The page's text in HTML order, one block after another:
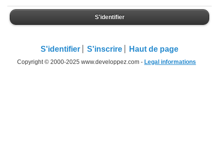
S'identifier
S'identifier S'inscrire Haut de page
Copyright © 2000-2025 www.developpez.com - Legal informations